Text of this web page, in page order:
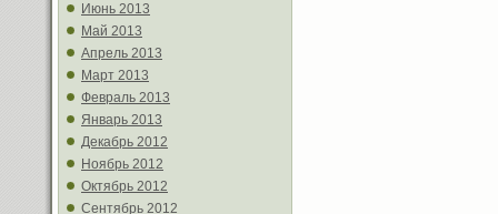
Июнь 2013
Май 2013
Апрель 2013
Март 2013
Февраль 2013
Январь 2013
Декабрь 2012
Ноябрь 2012
Октябрь 2012
Сентябрь 2012